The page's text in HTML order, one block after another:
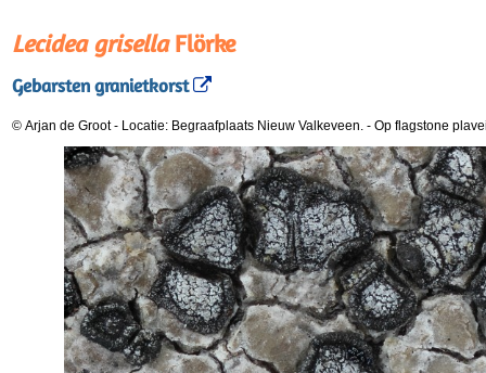
Lecidea grisellaFlörke
Gebarsten granietkorst
© Arjan de Groot- Locatie: Begraafplaats Nieuw Valkeveen. - Op flagstone